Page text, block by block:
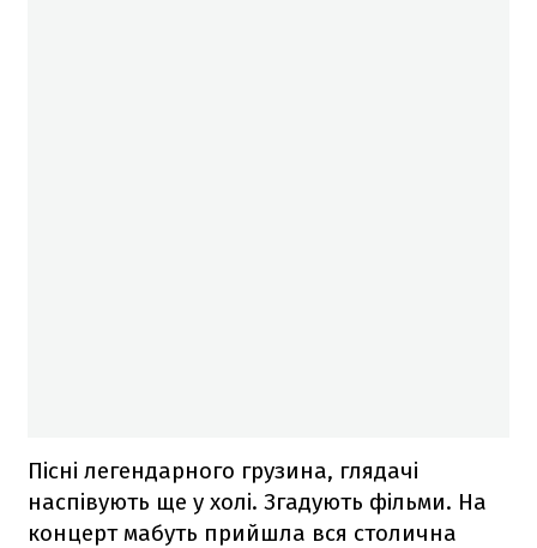
Пісні легендарного грузина, глядачі
наспівують ще у холі. Згадують фільми. На
концерт мабуть прийшла вся столична